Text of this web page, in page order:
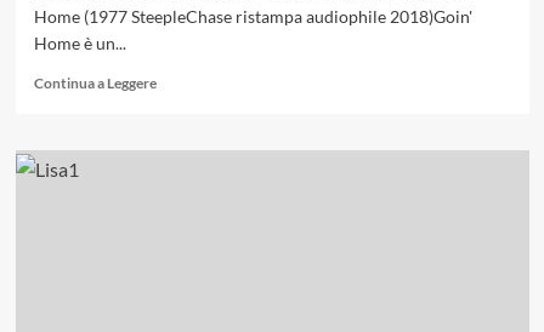
2024)
Home (1977 SteepleChase ristampa audiophile 2018)Goin'
Home è un...
Continua a LeggereLeggi
su